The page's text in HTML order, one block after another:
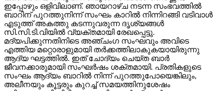
ഇപ്പോഴും ഒളിവിലാണ്. ഞായറാഴ്ച നടന്ന സംഭവത്തില്‍
ബാറിന് പുറത്തുനിന്ന് സംഘം കാറില്‍ നിന്നിറങ്ങി വടിവാള്‍
എടുത്ത് അകത്തു കടന്നുവരുന്ന ദൃശ്യങ്ങള്‍
സി.സി.ടി.വിയില്‍ വ്യക്തമായി രേഖപ്പെട്ടു.
മദ്യപിക്കുന്നതിനിടെ അഞ്ചംഗ സംഘവും അവിടെ
എത്തിയ മറ്റൊരാളുമായി തര്‍ക്കത്തിലാകുകയായിരുന്നു
ആദ്യ ഘട്ടത്തില്‍. ഇത് ചോദ്യം ചെയ്ത ബാര്‍
ജീവനക്കാരുമായി സംഘര്‍ഷം ശക്തമായി. പ്രതികളുടെ
സംഘം ആദ്യം ബാറില്‍ നിന്ന് പുറത്തുപോയെങ്കിലും,
അലീനയും കൂട്ടരും കുറച്ച് സമയത്തിനുശേഷം